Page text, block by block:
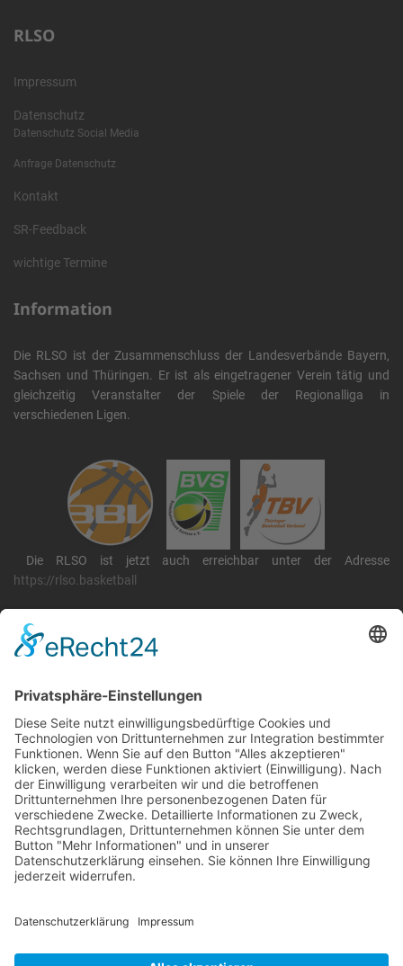
RLSO
Impressum
Datenschutz
Datenschutz Social Media
Anfrage Datenschutz
Kontakt
SR-Feedback
wichtige Termine
Information
Die RLSO ist der Zusammenschluss der Landesverbände Bayern,
Sachsen und Thüringen. Er ist als eingetragener Verein tätig und
gleichzeitig Veranstalter der Spiele der Regionalliga in
verschiedenen Ligen.
Die RLSO ist jetzt auch erreichbar unter der Adresse
https://rlso.basketball
RLSO Minikalender
August 2026
Mo Di Mi Do Fr Sa
So
3127 28 29 30 31 1
2
3310 11 12